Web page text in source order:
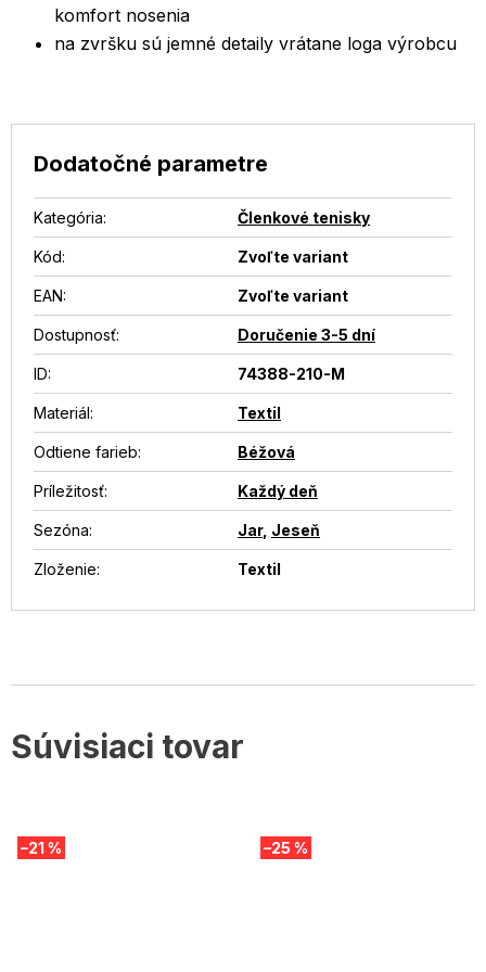
Súvisiaci tovar
–21 % –25 %
komfort nosenia
na zvršku sú jemné detaily vrátane loga výrobcu
Dodatočné parametre
Kategória: Členkové tenisky
Kód: Zvoľte variant
EAN: Zvoľte variant
Dostupnosť: Doručenie 3-5 dní
ID: 74388-210-M
Materiál: Textil
Odtiene farieb: Béžová
Príležitosť: Každý deň
Sezóna: Jar, Jeseň
Zloženie: Textil